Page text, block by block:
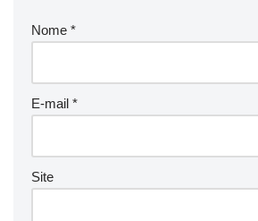
Nome *
E-mail *
Site